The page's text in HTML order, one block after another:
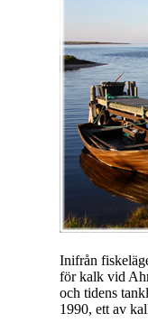
Inifrån
för kalk vid
och tidens
1990, ett av